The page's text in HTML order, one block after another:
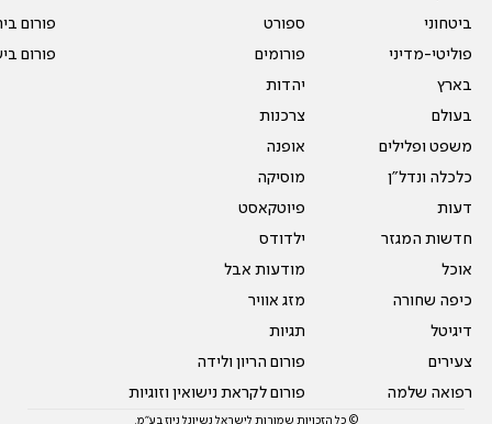
ביטחוני
פוליטי-מדיני
בארץ
בעולם
משפט ופלילים
כלכלה ונדל"ן
דעות
חדשות המגזר
אוכל
כיפה שחורה
דיגיטל
צעירים
רפואה שלמה
ספורט
פורומים
יהדות
צרכנות
אופנה
מוסיקה
פיוטקאסט
ילדודס
מודעות אבל
מזג אוויר
תגיות
פורום הריון ולידה
פורום לקראת נישואין וזוגיות
פורום
פורום
© כל הזכויות שמורות לישראל נשיונל ניוז בע"מ.